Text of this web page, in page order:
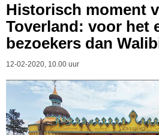
Historisch moment
Toverland: voor het
bezoekers dan
12-02-2020, 10.00 uur